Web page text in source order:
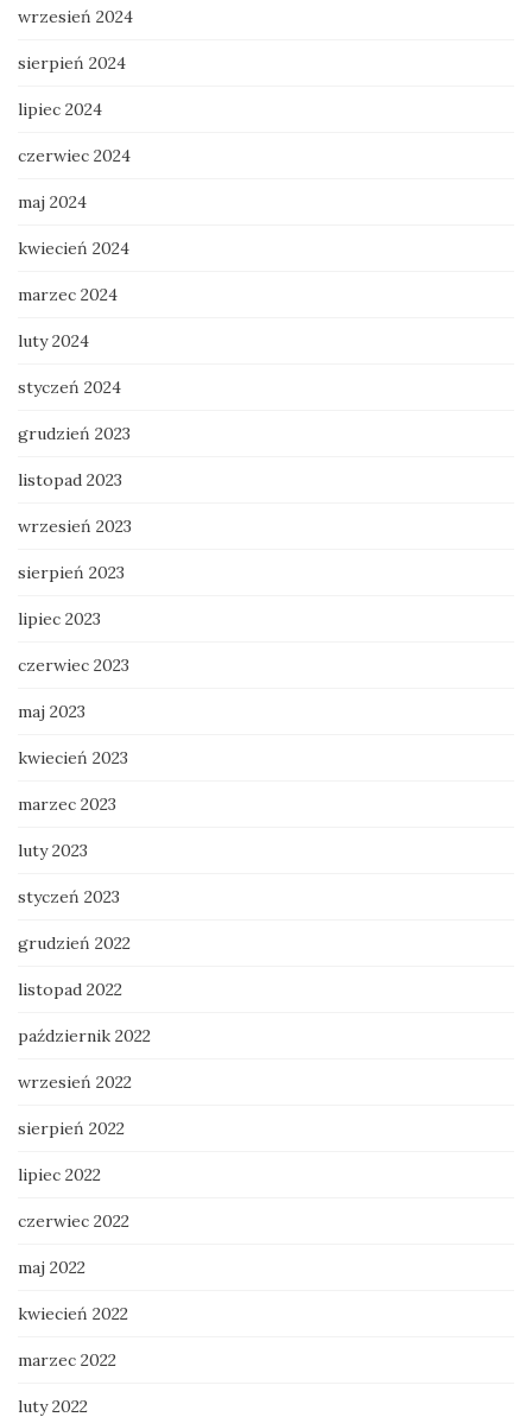
wrzesień 2024
sierpień 2024
lipiec 2024
czerwiec 2024
maj 2024
kwiecień 2024
marzec 2024
luty 2024
styczeń 2024
grudzień 2023
listopad 2023
wrzesień 2023
sierpień 2023
lipiec 2023
czerwiec 2023
maj 2023
kwiecień 2023
marzec 2023
luty 2023
styczeń 2023
grudzień 2022
listopad 2022
październik 2022
wrzesień 2022
sierpień 2022
lipiec 2022
czerwiec 2022
maj 2022
kwiecień 2022
marzec 2022
luty 2022